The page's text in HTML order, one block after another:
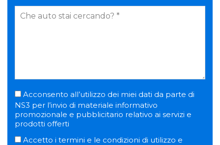
Acconsento all’utilizzo dei miei dati da parte di
NS3 per l’invio di materiale informativo
promozionale e pubblicitario relativo ai servizi e
prodotti offerti
Accetto i termini e le condizioni di utilizzo e